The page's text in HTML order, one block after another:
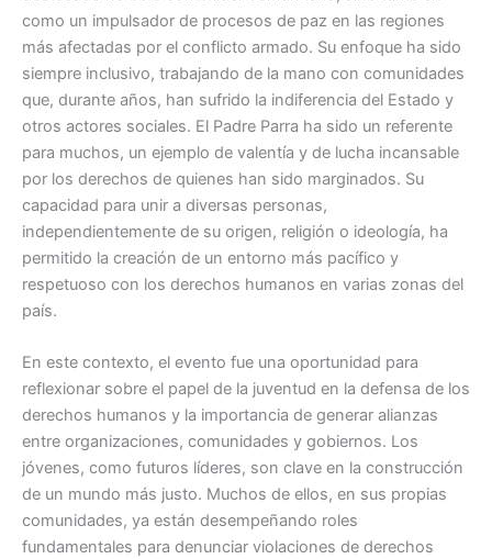
como un impulsador de procesos de paz en las regiones
más afectadas por el conflicto armado. Su enfoque ha sido
siempre inclusivo, trabajando de la mano con comunidades
que, durante años, han sufrido la indiferencia del Estado y
otros actores sociales. El Padre Parra ha sido un referente
para muchos, un ejemplo de valentía y de lucha incansable
por los derechos de quienes han sido marginados. Su
capacidad para unir a diversas personas,
independientemente de su origen, religión o ideología, ha
permitido la creación de un entorno más pacífico y
respetuoso con los derechos humanos en varias zonas del
país.
En este contexto, el evento fue una oportunidad para
reflexionar sobre el papel de la juventud en la defensa de los
derechos humanos y la importancia de generar alianzas
entre organizaciones, comunidades y gobiernos. Los
jóvenes, como futuros líderes, son clave en la construcción
de un mundo más justo. Muchos de ellos, en sus propias
comunidades, ya están desempeñando roles
fundamentales para denunciar violaciones de derechos